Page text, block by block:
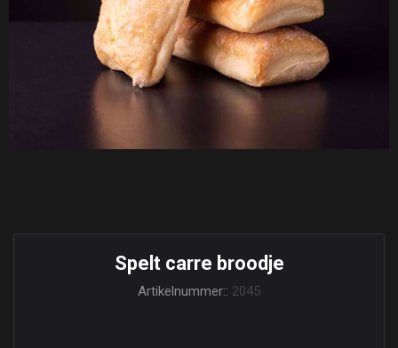
Spelt carre broodje
Artikelnummer:: 2045